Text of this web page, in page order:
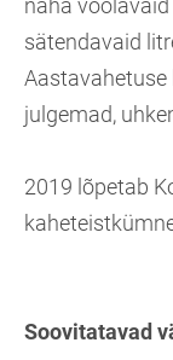
näha
sätendavaid
julgemad,
2019 lõpetab
Soovitatavad